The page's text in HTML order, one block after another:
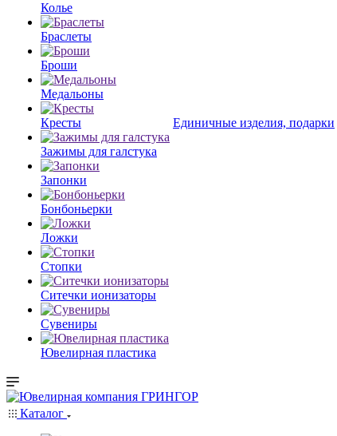
Колье
Браслеты
Броши
Медальоны
Кресты
Зажимы для галстука
Запонки
Бонбоньерки
Ложки
Стопки
Ситечки ионизаторы
Cувениры
Ювелирная пластика
Единичные изделия, подарки
Каталог